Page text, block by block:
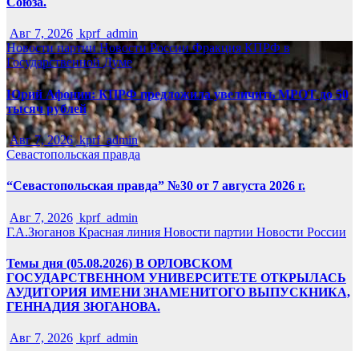
Авг 7, 2026 kprf_admin
Новости партииНовости РоссииФракция КПРФ в
Государственной Думе
Юрий Афонин: КПРФ предложила увеличить МРОТ до 50
тысяч рублей
Авг 7, 2026 kprf_admin
Севастопольская правда
“Севастопольская правда” №30 от 7 августа 2026 г.
Авг 7, 2026 kprf_admin
Г.А.Зюганов Красная линия Новости партии Новости России
Темы дня (05.08.2026) В ОРЛОВСКОМ
ГОСУДАРСТВЕННОМ УНИВЕРСИТЕТЕ ОТКРЫЛАСЬ
АУДИТОРИЯ ИМЕНИ ЗНАМЕНИТОГО ВЫПУСКНИКА,
ГЕННАДИЯ ЗЮГАНОВА.
Авг 7, 2026 kprf_admin